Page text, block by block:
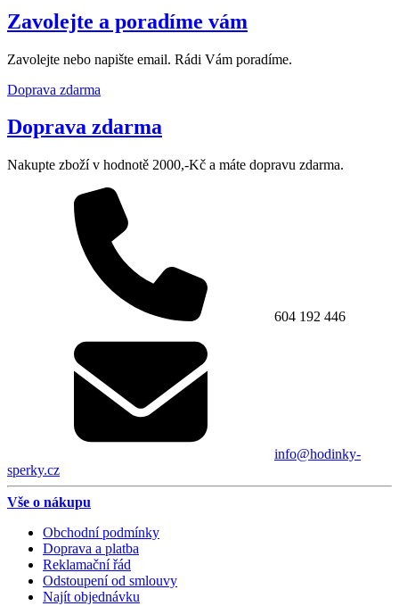
Zavolejte a poradíme vám
Zavolejte nebo napište email. Rádi Vám poradíme.
Doprava zdarma
Doprava zdarma
Nakupte zboží v hodnotě 2000,-Kč a máte dopravu zdarma.
604 192 446
info@hodinky-
sperky.cz
Vše o nákupu
Obchodní podmínky
Doprava a platba
Reklamační řád
Odstoupení od smlouvy
Najít objednávku